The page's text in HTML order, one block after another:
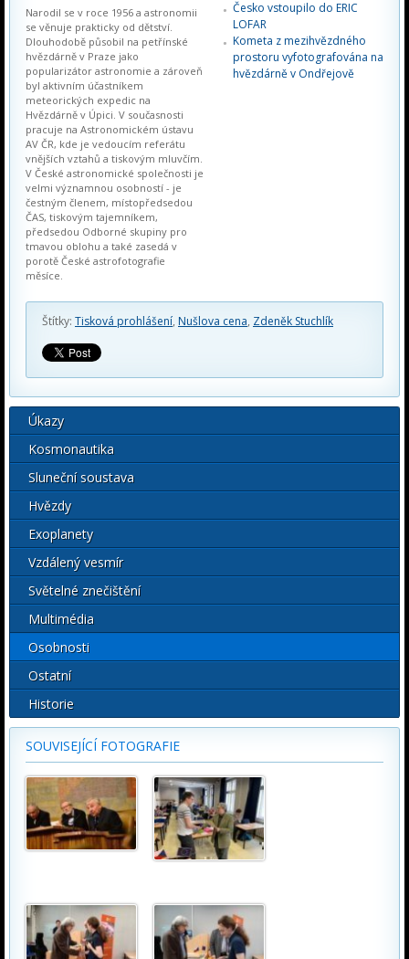
Narodil se v roce 1956 a astronomii
se věnuje prakticky od dětství.
Dlouhodobě působil na petřínské
hvězdárně v Praze jako
popularizátor astronomie a zároveň
byl aktivním účastníkem
meteorických expedic na
Hvězdárně v Úpici. V současnosti
pracuje na Astronomickém ústavu
AV ČR, kde je vedoucím referátu
vnějších vztahů a tiskovým mluvčím.
V České astronomické společnosti je
velmi významnou osobností - je
čestným členem, místopředsedou
ČAS, tiskovým tajemníkem,
předsedou Odborné skupiny pro
tmavou oblohu a také zasedá v
porotě České astrofotografie
měsíce.
Česko vstoupilo do ERIC
LOFAR
Kometa z mezihvězdného
prostoru vyfotografována na
hvězdárně v Ondřejově
Štítky: Tisková prohlášení, Nušlova cena, Zdeněk Stuchlík
Úkazy
Kosmonautika
Sluneční soustava
Hvězdy
Exoplanety
Vzdálený vesmír
Světelné znečištění
Multimédia
Osobnosti
Ostatní
Historie
SOUVISEJÍCÍ FOTOGRAFIE